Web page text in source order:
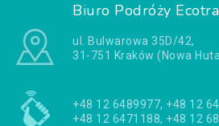
Biuro Podróży
ul. Bulwarowa 35D/42,
31-751 Kraków (Nowa
+48 12 6489977, +48 12
+48 12 6471188, +48 12